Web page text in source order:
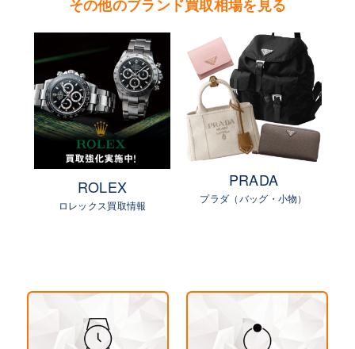
その他のブランド買取相場を見る
ROLEX
ロレックス買取情報
PRADA
プラダ（バッグ・小物）